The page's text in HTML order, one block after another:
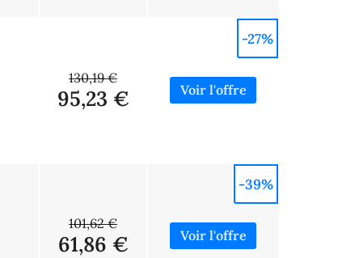
130,19 €
95,23 €
-27%
101,62 €
61,86 €
-39%